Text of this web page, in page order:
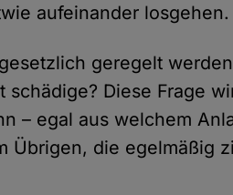
aufeinander losgehen.
geregelt
Diese Frage
– egal aus welchem
Übrigen, die egelmäßig